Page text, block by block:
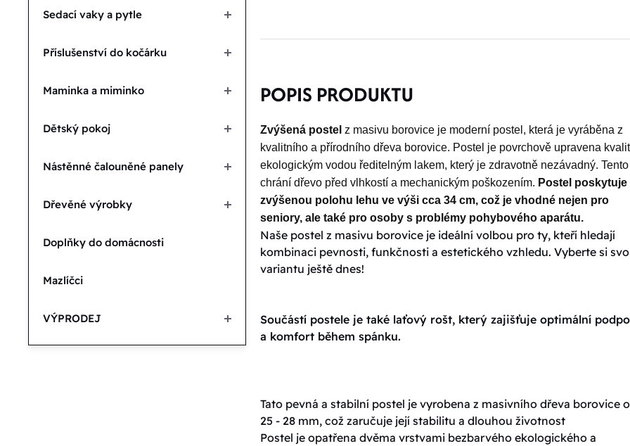
Sedací vaky a pytle
Příslušenství do kočárku
Maminka a miminko
Dětský pokoj
Nástěnné čalouněné panely
Dřevěné výrobky
Doplňky do domácnosti
Mazlíčci
VÝPRODEJ
POPIS PRODUKTU
Zvýšená postel z masivu borovice je moderní postel, která je vyráběna z
kvalitního a přírodního dřeva borovice. Postel je povrchově upravena
ekologickým vodou ředitelným lakem, který je zdravotně nezávadný.
chrání dřevo před vlhkostí a mechanickým poškozením. Postel poskytuje
zvýšenou polohu lehu ve výši cca 34 cm, což je vhodné nejen pro
seniory, ale také pro osoby s problémy pohybového aparátu.
Naše postel z masivu borovice je ideální volbou pro ty, kteří hledají
kombinaci pevnosti, funkčnosti a estetického vzhledu. Vyberte si
variantu ještě dnes!
Součástí postele je také laťový rošt, který zajišťuje optimální
a komfort během spánku.
Tato pevná a stabilní postel je vyrobena z masivního dřeva borovice
25 - 28 mm, což zaručuje její stabilitu a dlouhou životnost
Postel je opatřena dvěma vrstvami bezbarvého ekologického a